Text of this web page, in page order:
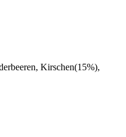
Kirschen(15%),